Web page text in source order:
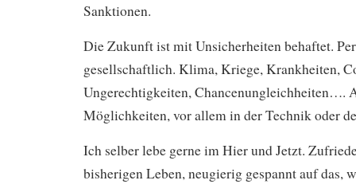
Sanktionen.
Die Zukunft ist mit Unsicherheiten behaftet.
gesellschaftlich. Klima, Kriege, Krankheiten,
Ungerechtigkeiten, Chancenungleichheiten….
Möglichkeiten, vor allem in der Technik oder
Ich selber lebe gerne im Hier und Jetzt.
bisherigen Leben, neugierig gespannt auf das,